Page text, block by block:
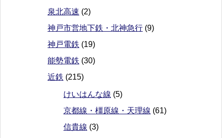
泉北高速 (2)
神戸市営地下鉄・北神急行 (9)
神戸電鉄 (19)
能勢電鉄 (30)
近鉄 (215)
けいはんな線 (5)
京都線・橿原線・天理線 (61)
信貴線 (3)